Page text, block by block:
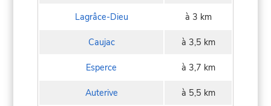
Lagrâce-Dieu à 3 km
Caujac à 3,5 km
Esperce à 3,7 km
Auterive à 5,5 km